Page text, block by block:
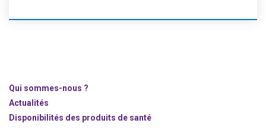
Qui sommes-nous ?
Actualités
Disponibilités des produits de santé